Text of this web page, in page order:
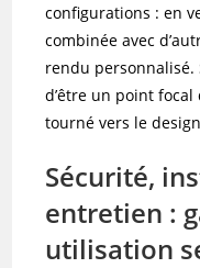
configurations : en
combinée avec
rendu
d’être un point
tourné vers le
Sécurité,
entretien :
utilisation